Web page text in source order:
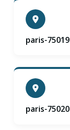
paris-75019
paris-75020